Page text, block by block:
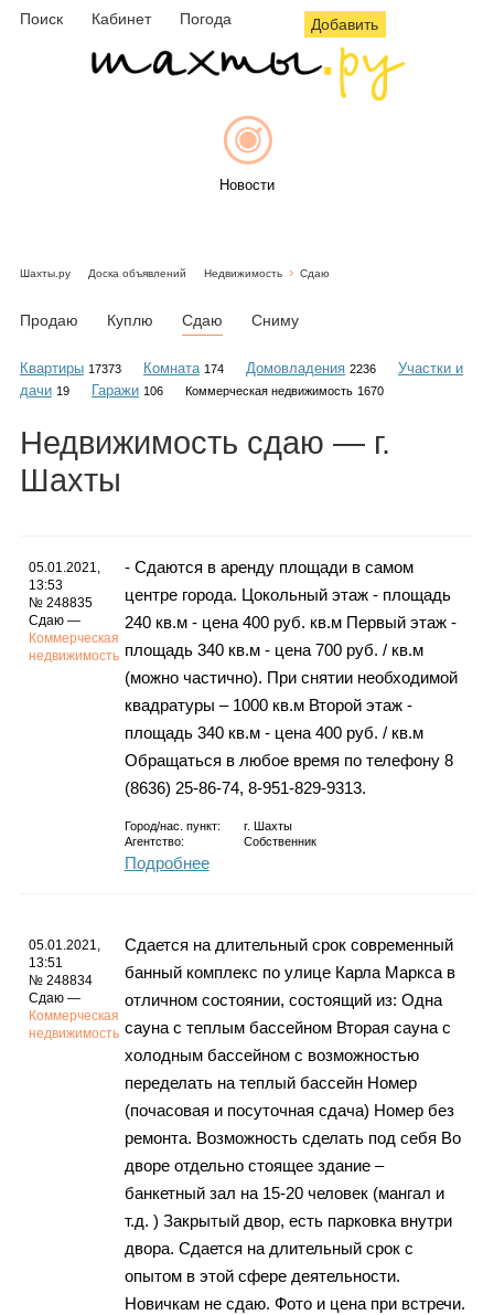
Поиск Кабинет Погода Добавить
Новости
Объявления
Инфо
Гороскоп
Карты
Шахты.ру Доска объявлений Недвижимость Сдаю
Продаю Куплю Сдаю Сниму
Квартиры 17373 Комната 174 Домовладения 2236
Участки и
дачи 19 Гаражи 106 Коммерческая недвижимость 1670
Недвижимость сдаю — г.
Шахты
05.01.2021,
13:53
№ 248835
Сдаю —
Коммерческая
недвижимость
- Сдаются в аренду площади в самом
центре города. Цокольный этаж - площадь
240 кв.м - цена 400 руб. кв.м Первый этаж -
площадь 340 кв.м - цена 700 руб. / кв.м
(можно частично). При снятии необходимой
квадратуры – 1000 кв.м Второй этаж -
площадь 340 кв.м - цена 400 руб. / кв.м
Обращаться в любое время по телефону 8
(8636) 25-86-74, 8-951-829-9313.
Город/нас. пункт: г.
Шахты
Агентство:
Собственник
Подробнее
05.01.2021,
13:51
№ 248834
Сдаю —
Коммерческая
недвижимость
Сдается на длительный срок современный
банный комплекс по улице Карла Маркса в
отличном состоянии, состоящий из: Одна
сауна с теплым бассейном Вторая сауна с
холодным бассейном с возможностью
переделать на теплый бассейн Номер
(почасовая и посуточная сдача) Номер без
ремонта. Возможность сделать под себя Во
дворе отдельно стоящее здание –
банкетный зал на 15-20 человек (мангал и
т.д. ) Закрытый двор, есть парковка внутри
двора. Сдается на длительный срок с
опытом в этой сфере деятельности.
Новичкам не сдаю. Фото и цена при встречи.